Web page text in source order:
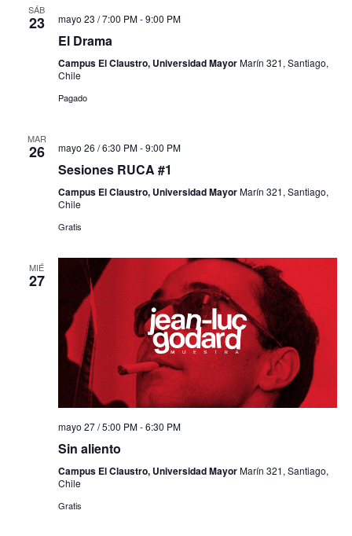
SÁB
23 mayo 23 / 7:00 PM-9:00 PM
El Drama
Campus El Claustro, Universidad MayorMarín 321, Santiago,
Chile
Pagado
MAR
26 mayo 26 / 6:30 PM-9:00 PM
Sesiones RUCA #1
Campus El Claustro, Universidad MayorMarín 321, Santiago,
Chile
Gratis
MIÉ
27
mayo 27 / 5:00 PM-6:30 PM
Sin aliento
Campus El Claustro, Universidad MayorMarín 321, Santiago,
Chile
Gratis